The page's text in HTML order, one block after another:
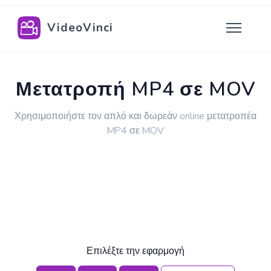
VideoVinci
Μετατροπή MP4 σε MOV
Χρησιμοποιήστε τον απλό και δωρεάν online μετατροπέα
MP4 σε MOV
Επιλέξτε την εφαρμογή